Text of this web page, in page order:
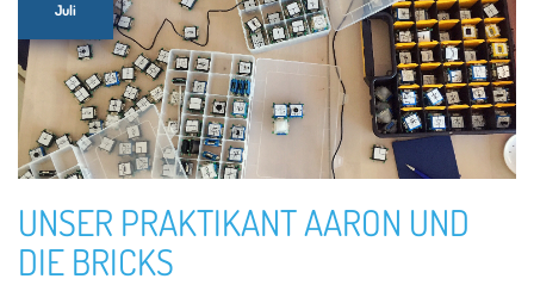
Juli
UNSER PRAKTIKANT AARON UND
DIE BRICKS